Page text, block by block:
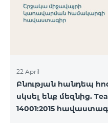
09:00-19:00 09:00-17:00 Երևան Կոմիտաս 1 09:00-
19:00 09:00-17:00 Երևան Դավիթաշեն 09:00-20:00
22 April
Բնության հանդեպ
սկսել ենք մեզնից.
14001:2015